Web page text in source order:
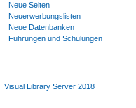
Neue Seiten
Neuerwerbungslisten
Neue Datenbanken
Führungen und Schulungen
Visual Library Server 2018